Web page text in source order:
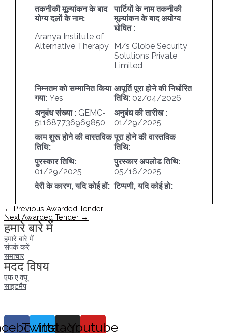
तकनीकी मूल्यांकन के बाद
योग्य दलों के नाम:
Aranya Institute of
Alternative Therapy
पार्टियों के नाम तकनीकी
मूल्यांकन के बाद अयोग्य
घोषित :
M/s Globe Security
Solutions Private
Limited
निम्नतम को सम्मानित किया
गया:Yes
आपूर्ति पूरा होने की निर्धारित
तिथि: 02/04/2026
अनुबंध संख्या : GEMC-
511687736969850
अनुबंध की तारीख :
01/29/2025
काम शुरू होने की वास्तविक
तिथि:
पूरा होने की वास्तविक
तिथि:
पुरस्कार तिथि:
01/29/2025
पुरस्कार अपलोड तिथि:
05/16/2025
देरी के कारण, यदि कोई हों: टिप्पणी, यदि कोई हो:
पोस्ट
नेविगेशन
← Previous Awarded Tender
Next Awarded Tender →
हमारे बारे में
हमारे बारे में
संपर्क करें
समाचार
मदद विषय
एफ.ए.क्यू
साइटमैप
Twitter
Instagram
Youtube